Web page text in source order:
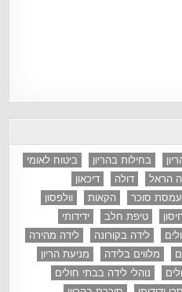
בחילות בהריון
ביטוח לאומי
הראל דולה
דיכאון
סוכר הקאות
וולפסון
טיפת חלב
ידידותי
לידה בקורונה
לידה מהירה
מלווים בלידה
מניעת הריון
נוהלי לידה בבתי חולים